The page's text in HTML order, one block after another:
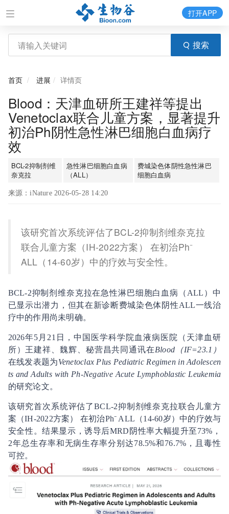
搜索
打开APP
首页 进展 详情页
Blood：天津血研所王建祥等提出
Venetoclax联合儿童方案，显著提升
初治Ph阴性急性淋巴细胞白血病疗
效
BCL-2抑制剂维
奈克拉
急性淋巴细胞白血病
（ALL）
费城染色体阴性急性淋巴
细胞白血病
来源：iNature 2026-05-28 14:20
该研究首次系统评估了BCL-2抑制剂维奈克拉
联合儿童方案（IH-2022方案） 在初治Ph⁻
ALL（14-60岁）中的疗效与安全性。
BCL-2抑制剂维奈克拉在急性淋巴细胞白血病（ALL）中
已显示出潜力，但其在新诊断费城染色体阴性ALL一线治
疗中的作用尚未明确。
2026年5月21日，中国医学科学院血液病医院（天津血研
所）王建祥、魏辉、秘营昌共同通讯在Blood（IF=23.1）
在线发表题为Venetoclax Plus Pediatric Regimen in Adolescen
ts and Adults with Ph-Negative Acute Lymphoblastic Leukemia
的研究论文。
该研究首次系统评估了BCL-2抑制剂维奈克拉联合儿童方
案（IH-2022方案） 在初治Ph⁻ ALL（14-60岁）中的疗效与
安全性。结果显示，诱导后MRD阴性率大幅提升至73%，
2年总生存率和无病生存率分别达78.5%和76.7%，且毒性
可控。